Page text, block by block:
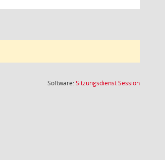
Software:SitzungsdienstSession(Wird in